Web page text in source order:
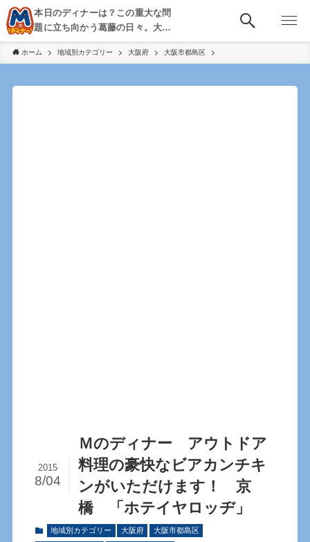
本日のディナーは？この重大な問
題に立ち向かう葛藤の日々。大
阪・京都・神戸を中心とした食べ
歩き、飲み歩きを綴る。
ホーム 地域別カテゴリー 大阪府 大阪市都島区
Ｍのディナー アウトドア
料理の豪快なビアカンチキ
ンがいただけます！ 京
橋 「ホテイヤロッヂ」
2015
8/04
地域別カテゴリー 大阪府 大阪市都島区